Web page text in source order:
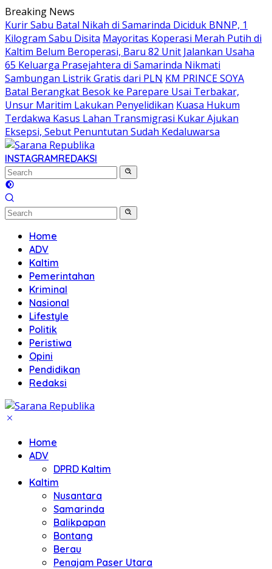
Skip
to
content
Breaking News
Kurir Sabu Batal Nikah di Samarinda Diciduk BNNP, 1
Kilogram Sabu Disita Mayoritas Koperasi Merah Putih di
Kaltim Belum Beroperasi, Baru 82 Unit Jalankan Usaha
65 Keluarga Prasejahtera di Samarinda Nikmati
Sambungan Listrik Gratis dari PLN KM PRINCE SOYA
Batal Berangkat Besok ke Parepare Usai Terbakar,
Unsur Maritim Lakukan Penyelidikan Kuasa Hukum
Terdakwa Kasus Lahan Transmigrasi Kukar Ajukan
Eksepsi, Sebut Penuntutan Sudah Kedaluwarsa
INSTAGRAMREDAKSI
Home
ADV
Kaltim
Pemerintahan
Kriminal
Nasional
Lifestyle
Politik
Peristiwa
Opini
Pendidikan
Redaksi
Home
ADV
DPRD Kaltim
Kaltim
Nusantara
Samarinda
Balikpapan
Bontang
Berau
Penajam Paser Utara